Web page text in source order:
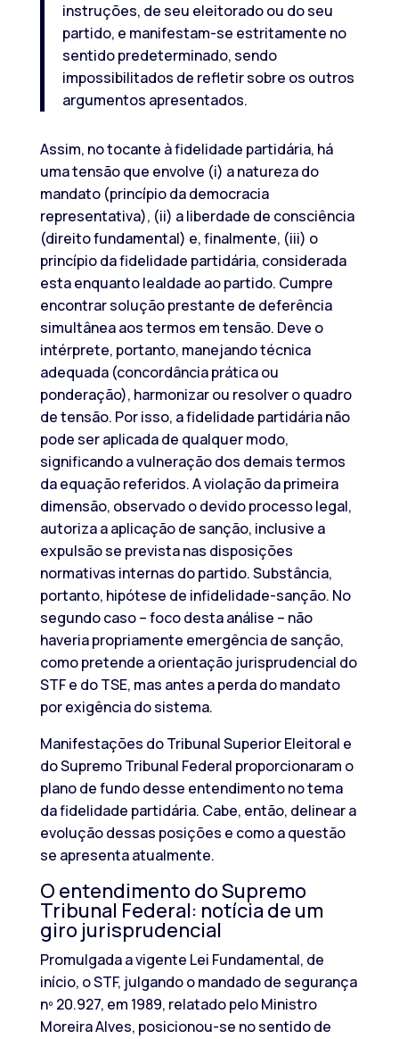
instruções, de seu eleitorado ou do seu
partido, e manifestam-se estritamente no
sentido predeterminado, sendo
impossibilitados de refletir sobre os outros
argumentos apresentados.
Assim, no tocante à fidelidade partidária, há
uma tensão que envolve (i) a natureza do
mandato (princípio da democracia
representativa), (ii) a liberdade de consciência
(direito fundamental) e, finalmente, (iii) o
princípio da fidelidade partidária, considerada
esta enquanto lealdade ao partido. Cumpre
encontrar solução prestante de deferência
simultânea aos termos em tensão. Deve o
intérprete, portanto, manejando técnica
adequada (concordância prática ou
ponderação), harmonizar ou resolver o quadro
de tensão. Por isso, a fidelidade partidária não
pode ser aplicada de qualquer modo,
significando a vulneração dos demais termos
da equação referidos. A violação da primeira
dimensão, observado o devido processo legal,
autoriza a aplicação de sanção, inclusive a
expulsão se prevista nas disposições
normativas internas do partido. Substância,
portanto, hipótese de infidelidade-sanção. No
segundo caso – foco desta análise – não
haveria propriamente emergência de sanção,
como pretende a orientação jurisprudencial do
STF e do TSE, mas antes a perda do mandato
por exigência do sistema.
Manifestações do Tribunal Superior Eleitoral e
do Supremo Tribunal Federal proporcionaram o
plano de fundo desse entendimento no tema
da fidelidade partidária. Cabe, então, delinear a
evolução dessas posições e como a questão
se apresenta atualmente.
O entendimento do Supremo
Tribunal Federal: notícia de um
giro jurisprudencial
Promulgada a vigente Lei Fundamental, de
início, o STF, julgando o mandado de segurança
nº 20.927, em 1989, relatado pelo Ministro
Moreira Alves, posicionou-se no sentido de